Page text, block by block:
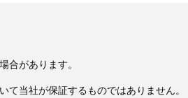
合があります。
当社が保証するものではありません。